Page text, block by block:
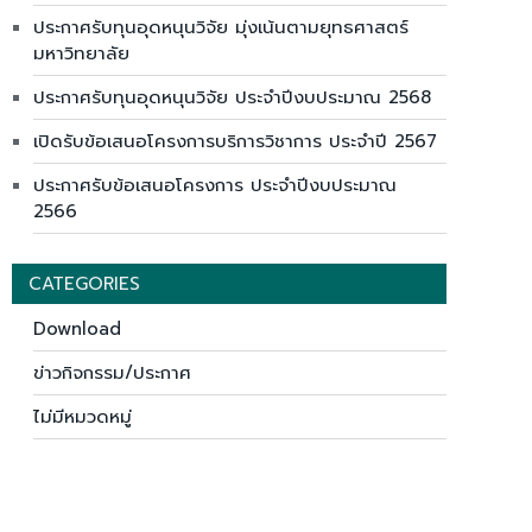
ประกาศรับทุนอุดหนุนวิจัย มุ่งเน้นตามยุทธศาสตร์
มหาวิทยาลัย
ประกาศรับทุนอุดหนุนวิจัย ประจำปีงบประมาณ 2568
เปิดรับข้อเสนอโครงการบริการวิชาการ ประจำปี 2567
ประกาศรับข้อเสนอโครงการ ประจำปีงบประมาณ
2566
CATEGORIES
Download
ข่าวกิจกรรม/ประกาศ
ไม่มีหมวดหมู่